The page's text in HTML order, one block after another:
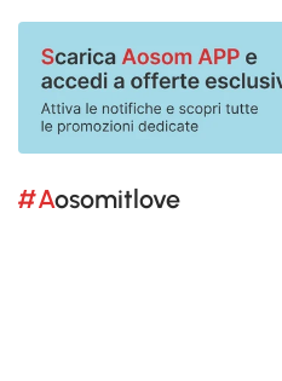
#Aosomitlove